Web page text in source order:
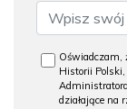
Oświadczam,
Historii
działające na